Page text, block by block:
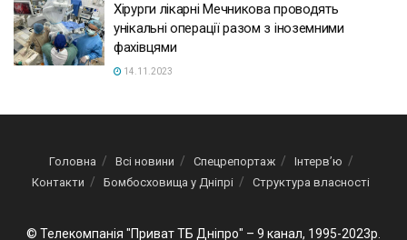
Хірурги лікарні Мечникова проводять
унікальні операції разом з іноземними
фахівцями
14.11.2023
Головна Всі новини Спецрепортаж
Інтерв’ю
Контакти
Бомбосховища у Дніпрі Структура власності
© Телекомпанія "Приват ТБ Дніпро" – 9 канал, 1995-2023р.